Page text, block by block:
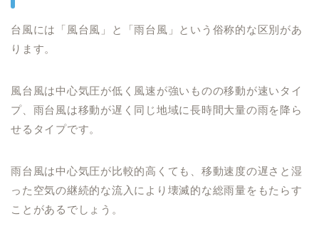
台風には「風台風」と「雨台風」という俗称的な区別があ
ります。
風台風は中心気圧が低く風速が強いものの移動が速いタイ
プ、雨台風は移動が遅く同じ地域に長時間大量の雨を降ら
せるタイプです。
雨台風は中心気圧が比較的高くても、移動速度の遅さと湿
った空気の継続的な流入により壊滅的な総雨量をもたらす
ことがあるでしょう。